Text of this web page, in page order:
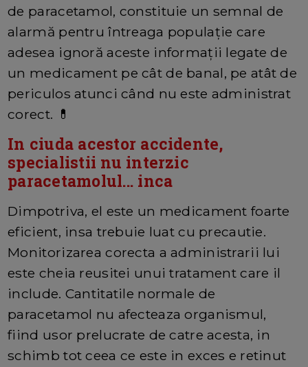
de paracetamol, constituie un semnal de
alarmă pentru întreaga populație care
adesea ignoră aceste informații legate de
un medicament pe cât de banal, pe atât de
periculos atunci când nu este administrat
corect. 💊
In ciuda acestor accidente,
specialistii nu interzic
paracetamolul... inca
Dimpotriva, el este un medicament foarte
eficient, insa trebuie luat cu precautie.
Monitorizarea corecta a administrarii lui
este cheia reusitei unui tratament care il
include. Cantitatile normale de
paracetamol nu afecteaza organismul,
fiind usor prelucrate de catre acesta, in
schimb tot ceea ce este in exces e retinut